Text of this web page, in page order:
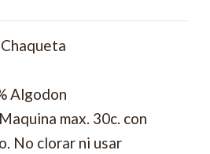
Algodon
max. 30c. con
No clorar ni usar